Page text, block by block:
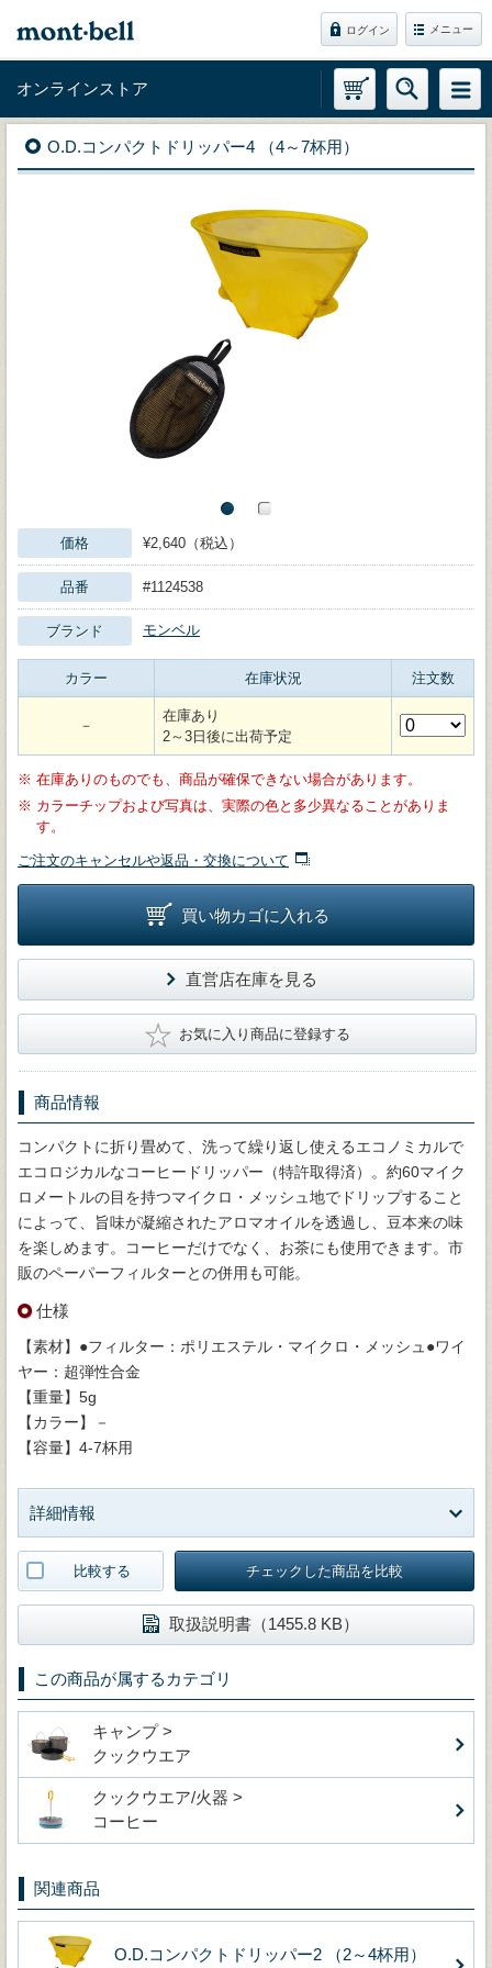
ログイン メニュー
オンラインストア
O.D.コンパクトドリッパー4 （4～7杯用）
価格 ¥2,640（税込）
品番 #1124538
ブランド モンベル
カラー 在庫状況 注文数
－
在庫あり
2～3日後に出荷予定
※ 在庫ありのものでも、商品が確保できない場合があります。
※ カラーチップおよび写真は、実際の色と多少異なることがありま
す。
ご注文のキャンセルや返品・交換について
買い物カゴに入れる
直営店在庫を見る
★ お気に入り商品に登録する
商品情報
コンパクトに折り畳めて、洗って繰り返し使えるエコノミカルで
エコロジカルなコーヒードリッパー（特許取得済）。約60マイク
ロメートルの目を持つマイクロ・メッシュ地でドリップすること
によって、旨味が凝縮されたアロマオイルを透過し、豆本来の味
を楽しめます。コーヒーだけでなく、お茶にも使用できます。市
販のペーパーフィルターとの併用も可能。
仕様
【素材】●フィルター：ポリエステル・マイクロ・メッシュ●ワイ
ヤー：超弾性合金
【重量】5g
【カラー】－
【容量】4-7杯用
詳細情報
比較する チェックした商品を比較
取扱説明書（1455.8 KB）
この商品が属するカテゴリ
キャンプ >
クックウエア
クックウエア/火器 >
コーヒー
関連商品
O.D.コンパクトドリッパー2 （2～4杯用）